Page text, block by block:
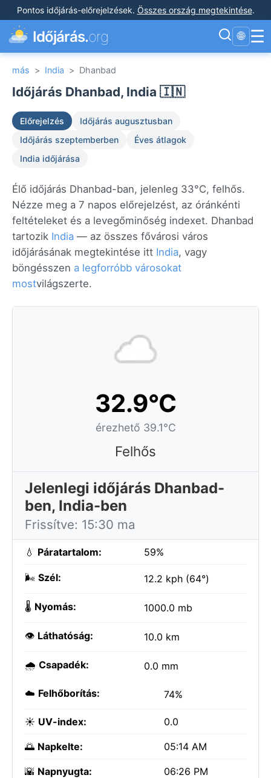
Pontos időjárás-előrejelzések. Összes ország megtekintése.
Időjárás.org 🌐 ☰
más > India > Dhanbad
Időjárás Dhanbad, India 🇮🇳
Előrejelzés
Időjárás augusztusban
Időjárás szeptemberben
Éves átlagok
India időjárása
Élő időjárás Dhanbad-ban, jelenleg 33°C, felhős.
Nézze meg a 7 napos előrejelzést, az óránkénti
feltételeket és a levegőminőség indexet. Dhanbad
tartozik India — az összes fővárosi város
időjárásának megtekintése itt India, vagy
böngésszen a legforróbb városokat
mostvilágszerte.
32.9°C
érezhető 39.1°C
Felhős
Jelenlegi időjárás Dhanbad-
ben, India-ben
Frissítve: 15:30 ma
💧 Páratartalom: 59%
🌬️ Szél: 12.2 kph (64°)
🌡️ Nyomás: 1000.0 mb
👁️ Láthatóság: 10.0 km
🌧️ Csapadék: 0.0 mm
☁️ Felhőborítás: 74%
☀️ UV-index: 0.0
🌅 Napkelte: 05:14 AM
🌇 Napnyugta: 06:26 PM